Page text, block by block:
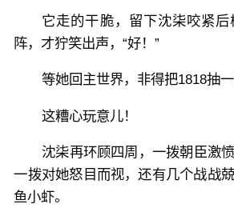
它走的干脆，留下沈柒咬紧
阵，才狞笑出声，“好！”
等她回主世界，非得把1818抽一
这糟心玩意儿！
沈柒再环顾四周，一拨朝臣激
一拨对她怒目而视，还有几个战战
鱼小虾。